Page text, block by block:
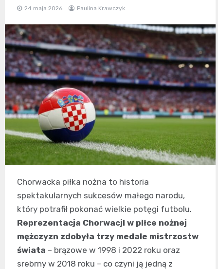
24 maja 2026 Paulina Krawczyk
Chorwacka piłka nożna to historia
spektakularnych sukcesów małego narodu,
który potrafił pokonać wielkie potęgi futbolu.
Reprezentacja Chorwacji w piłce nożnej
mężczyzn zdobyła trzy medale mistrzostw
świata – brązowe w 1998 i 2022 roku oraz
srebrny w 2018 roku – co czyni ją jedną z